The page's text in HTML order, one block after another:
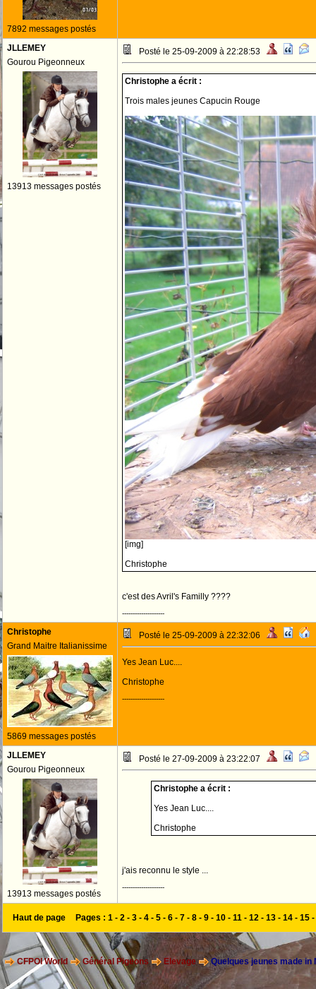
7892 messages postés
JLLEMEY
Gourou Pigeonneux
13913 messages postés
Posté le 25-09-2009 à 22:28:53
Christophe a écrit :
Trois males jeunes Capucin Rouge
[img]
Christophe
c'est des Avril's Familly ????
--------------------
Christophe
Grand Maitre Italianissime
5869 messages postés
Posté le 25-09-2009 à 22:32:06
Yes Jean Luc....
Christophe
--------------------
JLLEMEY
Gourou Pigeonneux
13913 messages postés
Posté le 27-09-2009 à 23:22:07
Christophe a écrit :
Yes Jean Luc....
Christophe
j'ais reconnu le style ...
--------------------
Haut de page Pages : 1 - 2 - 3 - 4 - 5 - 6 - 7 - 8 - 9 - 10 - 11 - 12 - 13 - 14 - 15 -
CFPOI World Général Pigeons Elevage Quelques jeunes made in